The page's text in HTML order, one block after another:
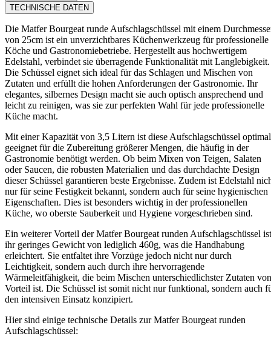
TECHNISCHE DATEN
Die Matfer Bourgeat runde Aufschlagschüssel mit einem
von 25cm ist ein unverzichtbares Küchenwerkzeug für professionelle
Köche und Gastronomiebetriebe. Hergestellt aus hochwertigem
Edelstahl, verbindet sie überragende Funktionalität mit Langlebigkeit.
Die Schüssel eignet sich ideal für das Schlagen und Mischen von
Zutaten und erfüllt die hohen Anforderungen der Gastronomie. Ihr
elegantes, silbernes Design macht sie auch optisch ansprechend und
leicht zu reinigen, was sie zur perfekten Wahl für jede professionelle
Küche macht.
Mit einer Kapazität von 3,5 Litern ist diese Aufschlagschüssel optimal
geeignet für die Zubereitung größerer Mengen, die häufig in der
Gastronomie benötigt werden. Ob beim Mixen von Teigen, Salaten
oder Saucen, die robusten Materialien und das durchdachte Design
dieser Schüssel garantieren beste Ergebnisse. Zudem ist Edelstahl
nur für seine Festigkeit bekannt, sondern auch für seine hygienischen
Eigenschaften. Dies ist besonders wichtig in der professionellen
Küche, wo oberste Sauberkeit und Hygiene vorgeschrieben sind.
Ein weiterer Vorteil der Matfer Bourgeat runden Aufschlagschüssel ist
ihr geringes Gewicht von lediglich 460g, was die Handhabung
erleichtert. Sie entfaltet ihre Vorzüge jedoch nicht nur durch
Leichtigkeit, sondern auch durch ihre hervorragende
Wärmeleitfähigkeit, die beim Mischen unterschiedlichster Zutaten von
Vorteil ist. Die Schüssel ist somit nicht nur funktional, sondern auch
den intensiven Einsatz konzipiert.
Hier sind einige technische Details zur Matfer Bourgeat runden
Aufschlagschüssel: